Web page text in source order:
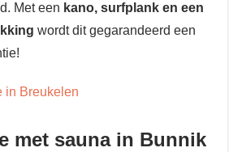
Met een kano, surfplank en een
wordt dit gegarandeerd een
in Breukelen
met sauna in Bunnik